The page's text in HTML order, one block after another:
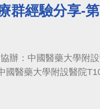
群經驗分享-
辦：中國醫藥大學附
國醫藥大學附設醫院